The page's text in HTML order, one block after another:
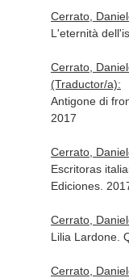
Cerrato,
L'eternità
Cerrato,
(Traductor/a):
Antigone di
2017
Cerrato,
Escritoras
Ediciones.
Cerrato,
Lilia Lardone.
Cerrato,